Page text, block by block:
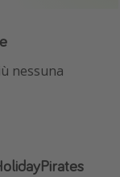
nessuna